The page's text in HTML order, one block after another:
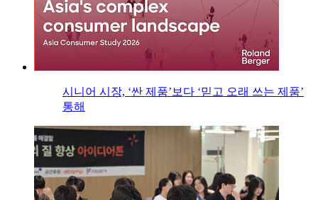
시니어 시장, ‘싼 제품’보다 ‘믿고 오래 쓰는 제품’
통해